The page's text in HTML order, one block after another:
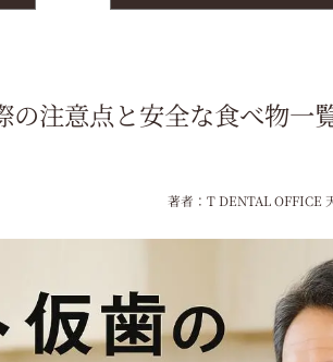
カ
の注意点と安全な食べ物一
著者：T DENTAL OFFICE